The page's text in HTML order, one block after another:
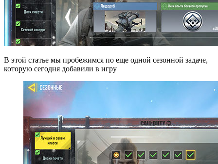
В этой статье мы пробежимся по еще одной сезонной задаче,
которую сегодня добавили в игру